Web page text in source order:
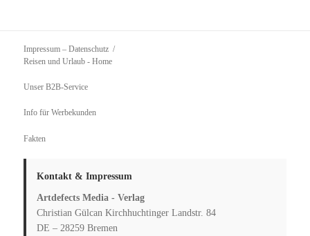
Impressum – Datenschutz
Reisen und Urlaub - Home
Unser B2B-Service
Info für Werbekunden
Fakten
Kontakt & Impressum
Artdefects Media - Verlag
Christian Gülcan Kirchhuchtinger Landstr. 84
DE – 28259 Bremen